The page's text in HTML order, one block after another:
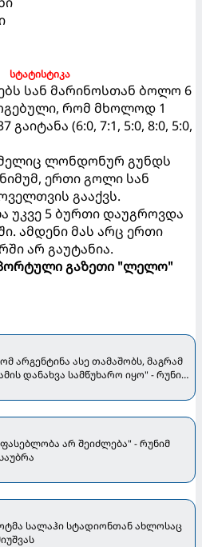
სტატისტიკა
სან მარინოსთან ბოლო 6
რომ მხოლოდ 1
(6:0, 7:1, 5:0, 8:0, 5:0,
ლონდონურ გუნდს
ერთი გოლი სან
გააქვს.
უკვე 5 ბურთი დაუგროვდა
ამდენი მას არც ერთი
არ გაუტანია.
გაზეთი "ლელო"
არგენტინა ასე თამაშობს, მაგრამ
დანახვა სამწუხარო იყო" - რუნიმ
არ შეიძლება" - რუნიმ
სალაჰი სტადიონთან ახლოსაც